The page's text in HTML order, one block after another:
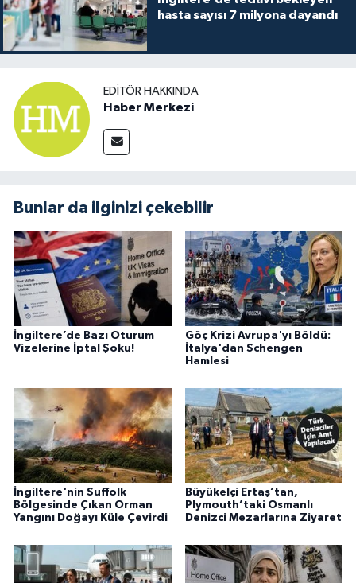
hasta sayısı 7 milyona dayandı
EDITÖR HAKKINDA
Haber Merkezi
Bunlar da ilginizi çekebilir
İngiltere’de Bazı Oturum
Vizelerine İptal Şoku!
Göç Krizi Avrupa'yı Böldü:
İtalya'dan Schengen
Hamlesi
İngiltere'nin Suffolk
Bölgesinde Çıkan Orman
Yangını Doğayı Küle Çevirdi
Büyükelçi Ertaş’tan,
Plymouth’taki Osmanlı
Denizci Mezarlarına Ziyaret